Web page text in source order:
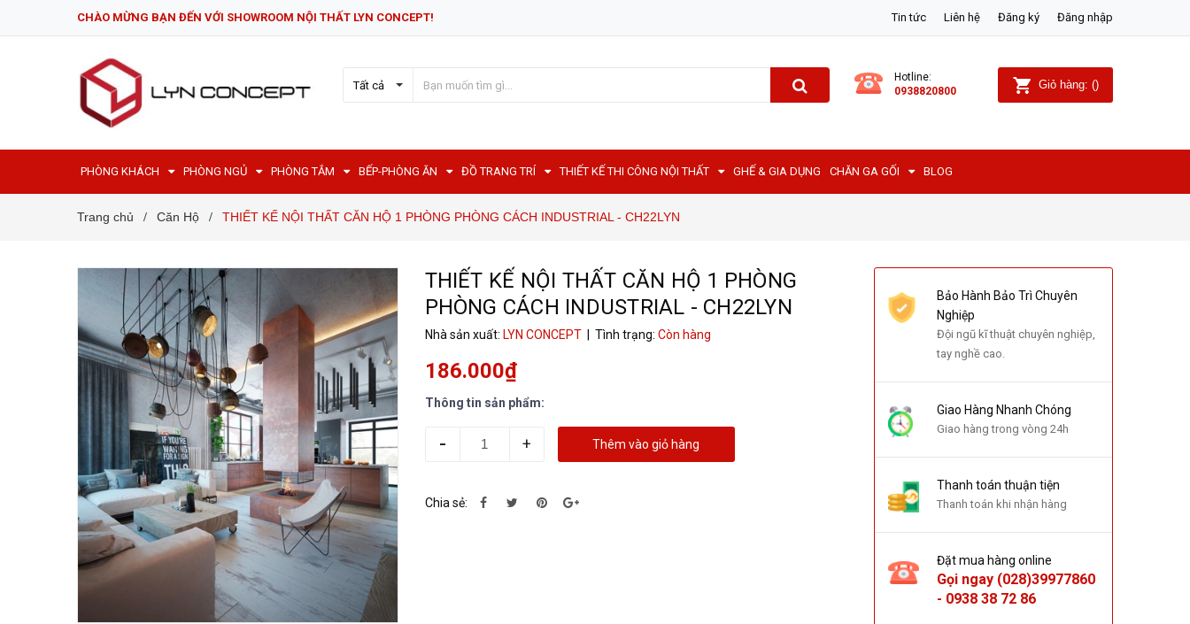
CHÀO MỪNG BẠN ĐẾN VỚI SHOWROOM NỘI THẤT LYN CONCEPT! Tin tức Liên hệ Đăng ký Đăng nhập
Tất cả
Hotline:
0938820800
Giỏ hàng: ()
PHÒNG KHÁCH PHÒNG NGỦ PHÒNG TẮM BẾP-PHÒNG ĂN ĐỒ TRANG TRÍ THIẾT KẾ THI CÔNG NỘI THẤT GHẾ & GIA DỤNG CHĂN GA GỐI BLOG
Trang chủ / Căn Hộ / THIẾT KẾ NỘI THẤT CĂN HỘ 1 PHÒNG PHÒNG CÁCH INDUSTRIAL - CH22LYN
THIẾT KẾ NỘI THẤT CĂN HỘ 1 PHÒNG
PHÒNG CÁCH INDUSTRIAL - CH22LYN
Nhà sản xuất: LYN CONCEPT | Tình trạng: Còn hàng
186.000₫
Thông tin sản phẩm:
- + Thêm vào giỏ hàng
Chia sẻ:
Bảo Hành Bảo Trì Chuyên
Nghiệp
Đội ngũ kĩ thuật chuyên nghiệp,
tay nghề cao.
Giao Hàng Nhanh Chóng
Giao hàng trong vòng 24h
Thanh toán thuận tiện
Thanh toán khi nhận hàng
Đặt mua hàng online
Gọi ngay (028)39977860
- 0938 38 72 86